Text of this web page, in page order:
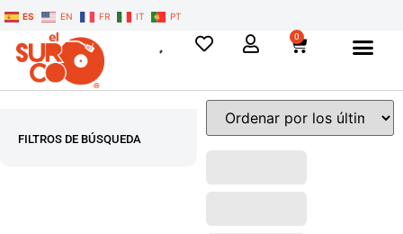
ES EN FR IT PT
0
FILTROS DE BÚSQUEDA